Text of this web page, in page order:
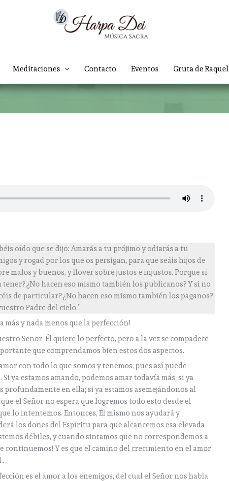
Meditaciones Contacto Eventos Gruta de Raquel
oído que se dijo: Amarás a tu prójimo y odiarás a tu
y rogad por los que os persigan, para que seáis hijos de
malos y buenos, y llover sobre justos e injustos. Porque si
tener? ¿No hacen eso mismo también los publicanos? Y si no
de particular? ¿No hacen eso mismo también los paganos?
Padre del cielo.”
más y nada menos que la perfección!
Señor: Él quiere lo perfecto, pero a la vez se compadece
que comprendamos bien estos dos aspectos.
con todo lo que somos y tenemos, pues así puede
ya estamos amando, podemos amar todavía más; si ya
en ella; si ya estamos asemejándonos al
el Señor no espera que logremos todo esto desde el
lo intentemos. Entonces, Él mismo nos ayudará y
los dones del Espíritu para que alcancemos esa elevada
débiles, y cuando sintamos que no correspondemos a
continuemos! Y es que el camino del crecimiento en el amor
es el amor a los enemigos, del cual el Señor nos habla